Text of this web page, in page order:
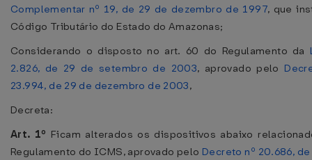
Complementar nº 19, de 29 de dezembro de 1997, que
Código Tributário do Estado do Amazonas;
Considerando o disposto no art. 60 do Regulamento da
2.826, de 29 de setembro de 2003, aprovado pelo
23.994, de 29 de dezembro de 2003,
Decreta:
Art. 1º Ficam alterados os dispositivos abaixo
Regulamento do ICMS, aprovado pelo Decreto nº 20.686,